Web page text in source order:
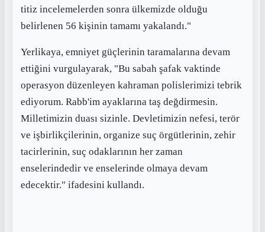
titiz incelemelerden sonra ülkemizde olduğu
belirlenen 56 kişinin tamamı yakalandı."
Yerlikaya, emniyet güçlerinin taramalarına devam
ettiğini vurgulayarak, "Bu sabah şafak vaktinde
operasyon düzenleyen kahraman polislerimizi tebrik
ediyorum. Rabb'im ayaklarına taş değdirmesin.
Milletimizin duası sizinle. Devletimizin nefesi, terör
ve işbirlikçilerinin, organize suç örgütlerinin, zehir
tacirlerinin, suç odaklarının her zaman
enselerindedir ve enselerinde olmaya devam
edecektir." ifadesini kullandı.